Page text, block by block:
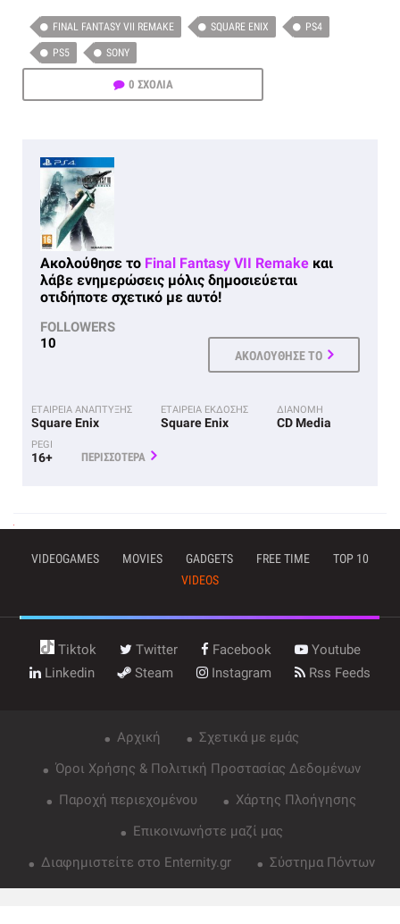
FINAL FANTASY VII REMAKE SQUARE ENIX PS4
PS5 SONY
0 ΣΧΟΛΙΑ
Ακολούθησε το Final Fantasy VII Remake και
λάβε ενημερώσεις μόλις δημοσιεύεται
οτιδήποτε σχετικό με αυτό!
FOLLOWERS
10
ΑΚΟΛΟΥΘΗΣΕ ΤΟ
ΕΤΑΙΡΕΙΑ ΑΝΑΠΤΥΞΗΣ
Square Enix
ΕΤΑΙΡΕΙΑ ΕΚΔΟΣΗΣ
Square Enix
ΔΙΑΝΟΜΗ
CD Media
PEGI
16+ ΠΕΡΙΣΣΟΤΕΡΑ
VIDEOGAMES MOVIES GADGETS FREE TIME
TOP 10
VIDEOS
Tiktok Twitter Facebook
Youtube
Linkedin
Steam Instagram Rss Feeds
Αρχική
Σχετικά με εμάς
Όροι Χρήσης & Πολιτική Προστασίας Δεδομένων
Παροχή περιεχομένου
Χάρτης Πλοήγησης
Επικοινωνήστε μαζί μας
Διαφημιστείτε στο Enternity.gr
Σύστημα Πόντων